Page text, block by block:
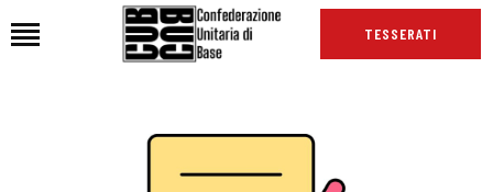
TESSERATI